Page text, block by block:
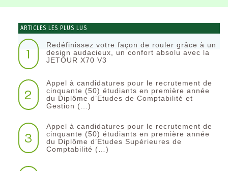
ARTICLES LES PLUS LUS
1
Redéfinissez votre façon de rouler grâce à un
design audacieux, un confort absolu avec la
JETOUR X70 V3
2
Appel à candidatures pour le recrutement de
cinquante (50) étudiants en première année
du Diplôme d’Etudes de Comptabilité et
Gestion (…)
3
Appel à candidatures pour le recrutement de
cinquante (50) étudiants en première année
du Diplôme d’Etudes Supérieures de
Comptabilité (…)